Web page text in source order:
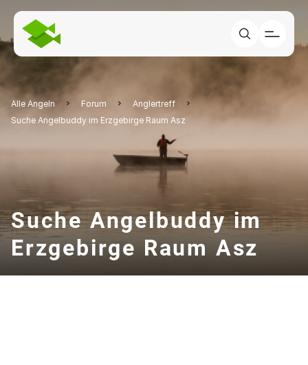
Alle Angeln Forum
Anglertreff
Suche Angelbuddy im Erzgebirge Raum Asz
Suche Angelbuddy im
Erzgebirge Raum Asz